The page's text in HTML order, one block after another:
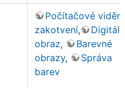
Počítačové
zakotvení,
obraz,
Barevné
obrazy,
Správa
barev